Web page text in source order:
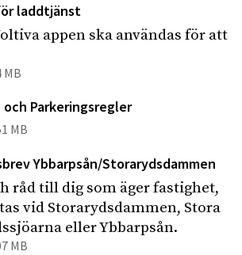
laddtjänst
appen ska användas för att
MB
Parkeringsregler
MB
Ybbarpsån/Storarydsdammen
råd till dig som äger fastighet,
vid Storarydsdammen, Stora
eller Ybbarpsån.
MB